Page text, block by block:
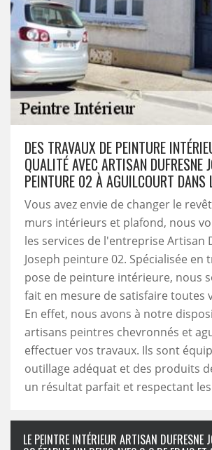
DES TRAVAUX DE PEINTURE
QUALITÉ AVEC ARTISAN DUFRESNE
PEINTURE 02 À AGUILCOURT
Vous avez envie de changer le
murs intérieurs et plafond, nous
les services de l'entreprise Artisan
Joseph peinture 02. Spécialisée en
pose de peinture intérieure, nous
fait en mesure de satisfaire toutes
En effet, nous avons à notre
artisans peintres chevronnés et
effectuer vos travaux. Ils sont
outillage adéquat et des produits
un résultat parfait et respectant
LE PEINTRE INTÉRIEUR ARTISAN DUFRESNE